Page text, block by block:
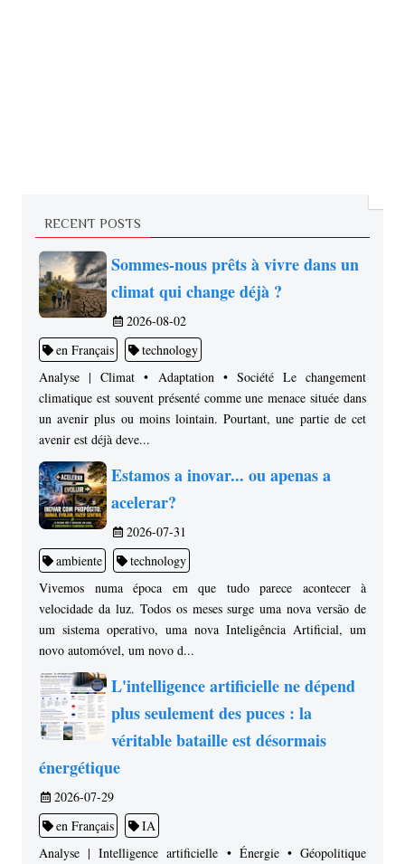
RECENT POSTS
Sommes-nous prêts à vivre dans un
climat qui change déjà ?
2026-08-02
en Français
technology
Analyse | Climat • Adaptation • Société Le changement
climatique est souvent présenté comme une menace située dans
un avenir plus ou moins lointain. Pourtant, une partie de cet
avenir est déjà deve...
Estamos a inovar... ou apenas a
acelerar?
2026-07-31
ambiente
technology
Vivemos numa época em que tudo parece acontecer à
velocidade da luz. Todos os meses surge uma nova versão de
um sistema operativo, uma nova Inteligência Artificial, um
novo automóvel, um novo d...
L'intelligence artificielle ne dépend
plus seulement des puces : la
véritable bataille est désormais
énergétique
2026-07-29
en Français
IA
Analyse | Intelligence artificielle • Énergie • Géopolitique